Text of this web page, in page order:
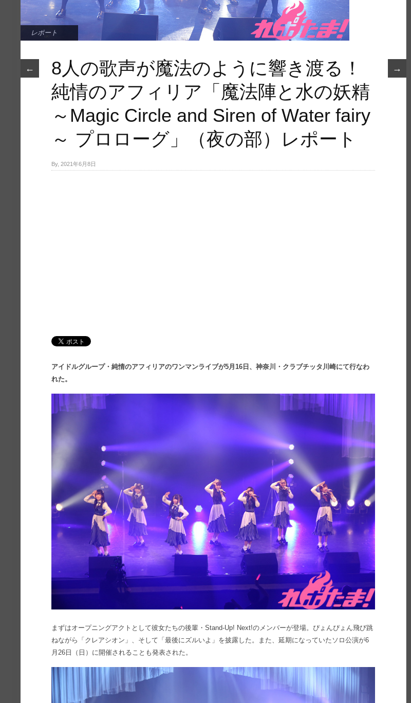
レポート
← →
8人の歌声が魔法のように響き渡る！
純情のアフィリア「魔法陣と水の妖精
～Magic Circle and Siren of Water fairy
～ プロローグ」（夜の部）レポート
By, 2021年6月8日
アイドルグループ・純情のアフィリアのワンマンライブが5月16日、神奈川・クラブチッタ川崎にて行なわ
れた。
まずはオープニングアクトとして彼女たちの後輩・Stand-Up! Next!のメンバーが登場。ぴょんぴょん飛び跳
ねながら「クレアシオン」、そして「最後にズルいよ」を披露した。また、延期になっていたソロ公演が6
月26日（日）に開催されることも発表された。